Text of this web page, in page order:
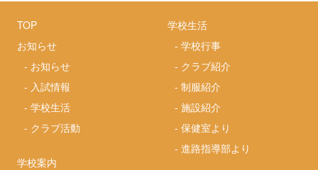
TOP
お知らせ
- お知らせ
- 入試情報
-学校生活
- クラブ活動
学校案内
学校生活
-学校行事
- クラブ紹介
-制服紹介
-施設紹介
-保健室より
-進路指導部より